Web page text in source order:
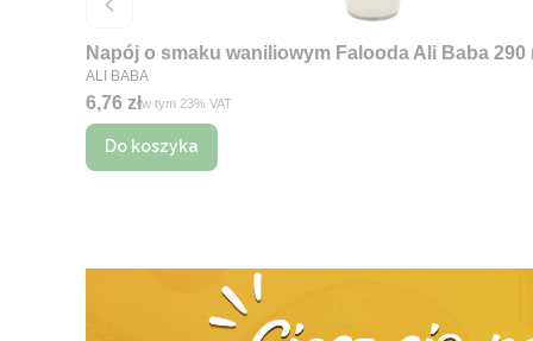
Napój o smaku waniliowym Falooda Ali Baba 290
PRODUCENT
ALI BABA
Cena brutto
6,76 złw tym %s VAT
w tym 23% VAT
Do koszyka